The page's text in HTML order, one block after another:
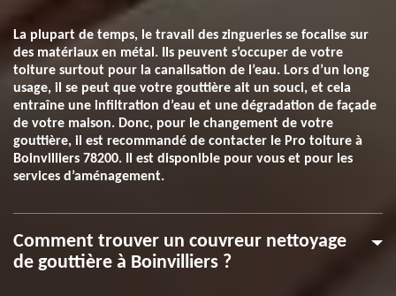
La plupart de temps, le travail des zingueries se focalise sur
des matériaux en métal. Ils peuvent s’occuper de votre
toiture surtout pour la canalisation de l’eau. Lors d’un long
usage, il se peut que votre gouttière ait un souci, et cela
entraîne une infiltration d’eau et une dégradation de façade
de votre maison. Donc, pour le changement de votre
gouttière, il est recommandé de contacter le Pro toiture à
Boinvilliers 78200. Il est disponible pour vous et pour les
services d’aménagement.
Comment trouver un couvreur nettoyage
de gouttière à Boinvilliers ?